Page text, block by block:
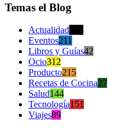
Temas el Blog
Actualidad
Eventos211
Libros y Guías42
Ocio312
Producto215
Recetas de Cocina27
Salud144
Tecnología151
Viajes89